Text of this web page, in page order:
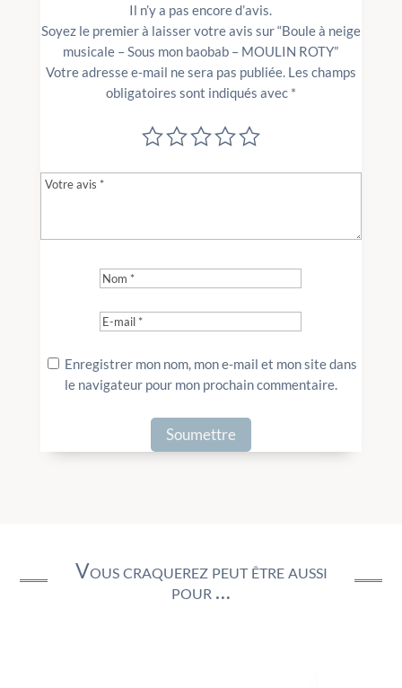
Il n’y a pas encore d’avis.
Soyez le premier à laisser votre avis sur “Boule à neige
musicale – Sous mon baobab – MOULIN ROTY”
Votre adresse e-mail ne sera pas publiée. Les champs
obligatoires sont indiqués avec *
Enregistrer mon nom, mon e-mail et mon site dans
le navigateur pour mon prochain commentaire.
Vous craquerez peut être aussi
pour …